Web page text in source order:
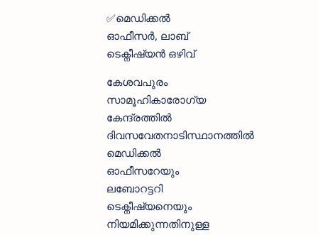
✅മെഡിക്കൽ
ഓഫീസർ, ലാബ്
ടെക്നീഷ്യൻ ഒഴിവ്
കേശവപുരം
സാമൂഹികാരോഗ്യ
കേന്ദ്രത്തിൽ
ദിവസവേതനാടിസ്ഥാനത്തിൽ
മെഡിക്കൽ
ഓഫീസറേയും
ലബോറട്ടറി
ടെക്നീഷ്യനെയും
നിയമിക്കുന്നതിനുള്ള